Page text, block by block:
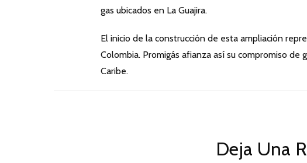
gas ubicados en La Guajira.
El inicio de la construcción de esta ampliación
Colombia. Promigás afianza así su compromiso
Caribe.
Deja Una